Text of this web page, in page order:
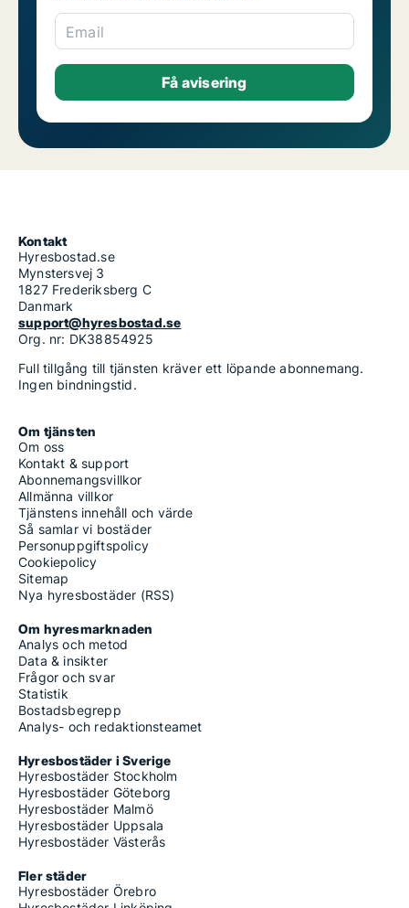
Email
Kontakt
Hyresbostad.se
Mynstersvej 3
1827 Frederiksberg C
Danmark
support@hyresbostad.se
Org. nr: DK38854925
Full tillgång till tjänsten kräver ett löpande abonnemang.
Ingen bindningstid.
Om tjänsten
Om oss
Kontakt & support
Abonnemangsvillkor
Allmänna villkor
Tjänstens innehåll och värde
Så samlar vi bostäder
Personuppgiftspolicy
Cookiepolicy
Sitemap
Nya hyresbostäder (RSS)
Om hyresmarknaden
Analys och metod
Data & insikter
Frågor och svar
Statistik
Bostadsbegrepp
Analys- och redaktionsteamet
Hyresbostäder i Sverige
Hyresbostäder Stockholm
Hyresbostäder Göteborg
Hyresbostäder Malmö
Hyresbostäder Uppsala
Hyresbostäder Västerås
Fler städer
Hyresbostäder Örebro